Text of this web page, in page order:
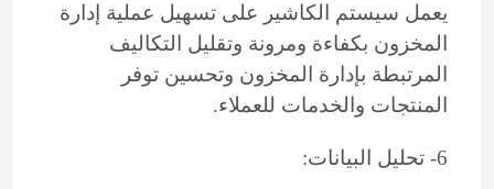
يعمل سيستم الكاشير على تسهيل عملية إدارة
المخزون بكفاءة ومرونة وتقليل التكاليف
المرتبطة بإدارة المخزون وتحسين توفر
المنتجات والخدمات للعملاء.
6- تحليل البيانات: